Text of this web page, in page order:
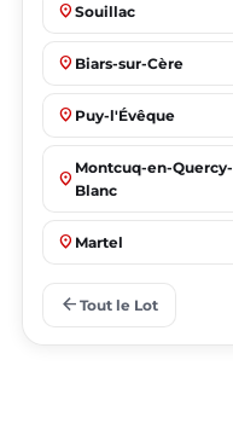
place Souillac
place Biars-sur-Cère
place Puy-l'Évêque
place
Montcuq-en-Quercy-
Blanc
place Martel
place
arrow_back Tout le Lot